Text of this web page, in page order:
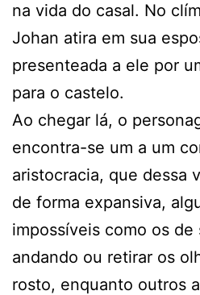
na vida do casal. No
Johan atira em sua
presenteada a ele por
para o castelo.
Ao chegar lá, o
encontra-se um a um
aristocracia, que dessa
de forma expansiva,
impossíveis como os de
andando ou retirar os
rosto, enquanto outros